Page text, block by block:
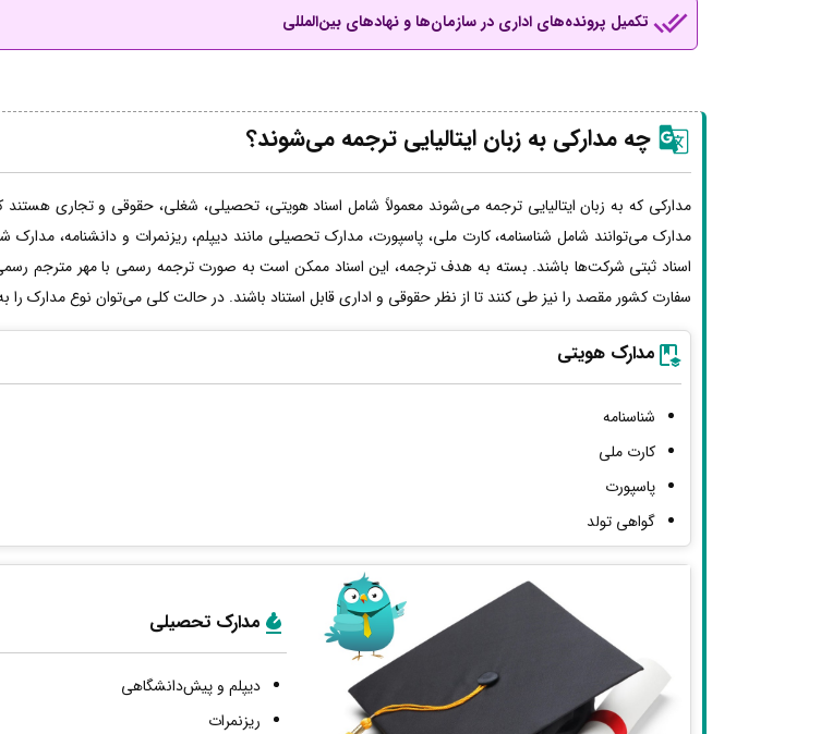
تکمیل پرونده‌های اداری در سازمان‌ها و نهادهای بین‌المللی
چه مدارکی به زبان ایتالیایی ترجمه می‌شوند؟
مدارکی که به زبان ایتالیایی ترجمه می‌شوند معمولاً شامل اسناد هویتی، تحصیلی، شغلی، حقوقی و تجاری هستند که
مدارک می‌توانند شامل شناسنامه، کارت ملی، پاسپورت، مدارک تحصیلی مانند دیپلم، ریزنمرات و دانشنامه،
اسناد ثبتی شرکت‌ها باشند. بسته به هدف ترجمه، این اسناد ممکن است به صورت ترجمه رسمی با مهر مترجم
سفارت کشور مقصد را نیز طی کنند تا از نظر حقوقی و اداری قابل استناد باشند. در حالت کلی می‌توان نوع مدارک را
مدارک هویتی
شناسنامه
کارت ملی
پاسپورت
گواهی تولد
مدارک تحصیلی
دیپلم و پیش‌دانشگاهی
ریزنمرات